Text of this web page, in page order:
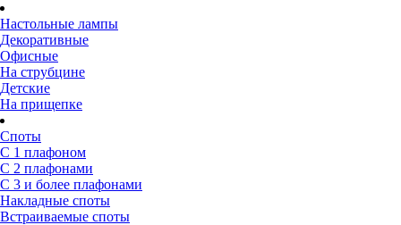
Настольные лампы
Декоративные
Офисные
На струбцине
Детские
На прищепке
Споты
С 1 плафоном
С 2 плафонами
С 3 и более плафонами
Накладные споты
Встраиваемые споты